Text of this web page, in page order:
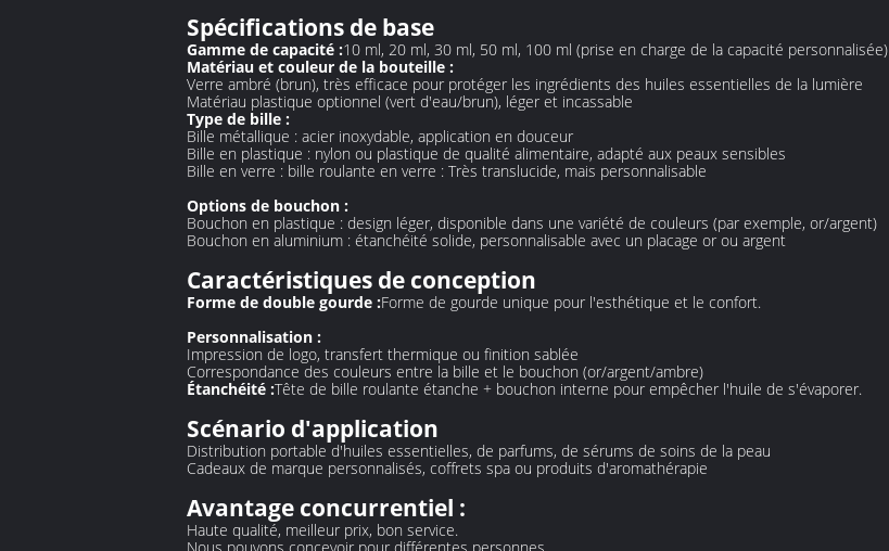
Spécifications de base
Gamme de capacité :10 ml, 20 ml, 30 ml, 50 ml, 100 ml (prise en charge de la capacité personnalisée)
Matériau et couleur de la bouteille :
Verre ambré (brun), très efficace pour protéger les ingrédients des huiles essentielles de la lumière
Matériau plastique optionnel (vert d'eau/brun), léger et incassable
Type de bille :
Bille métallique : acier inoxydable, application en douceur
Bille en plastique : nylon ou plastique de qualité alimentaire, adapté aux peaux sensibles
Bille en verre : bille roulante en verre : Très translucide, mais personnalisable
Options de bouchon :
Bouchon en plastique : design léger, disponible dans une variété de couleurs (par exemple, or/argent)
Bouchon en aluminium : étanchéité solide, personnalisable avec un placage or ou argent
Caractéristiques de conception
Forme de double gourde :Forme de gourde unique pour l'esthétique et le confort.
Personnalisation :
Impression de logo, transfert thermique ou finition sablée
Correspondance des couleurs entre la bille et le bouchon (or/argent/ambre)
Étanchéité :Tête de bille roulante étanche + bouchon interne pour empêcher l'huile de s'évaporer.
Scénario d'application
Distribution portable d'huiles essentielles, de parfums, de sérums de soins de la peau
Cadeaux de marque personnalisés, coffrets spa ou produits d'aromathérapie
Avantage concurrentiel :
Haute qualité, meilleur prix, bon service.